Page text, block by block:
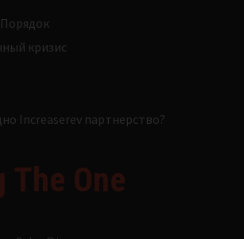
кризис
Increaserev партнерство?
The One